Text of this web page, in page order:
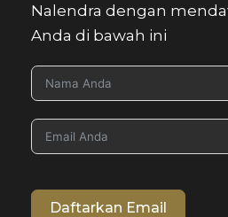
Nalendra dengan
Anda di bawah ini
Daftarkan Email